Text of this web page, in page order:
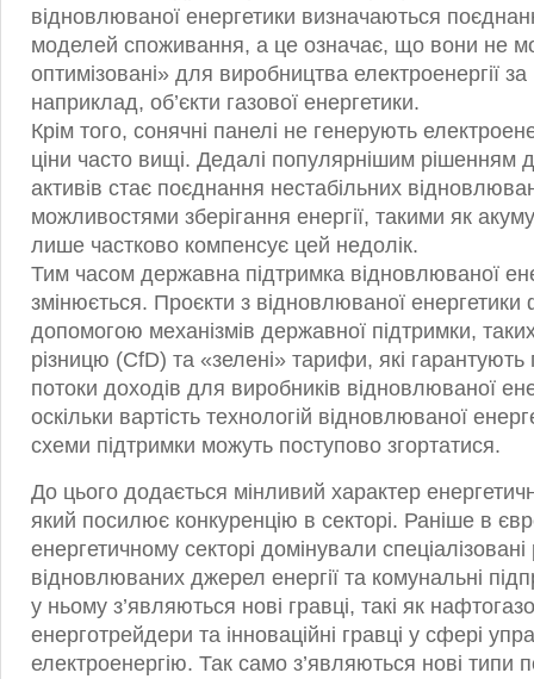
відновлюваної енергетики визначаються
моделей споживання, а це означає, що вони не
оптимізовані» для виробництва електроенергії за
наприклад, об’єкти газової енергетики.
Крім того, сонячні панелі не генерують
ціни часто вищі. Дедалі популярнішим рішенням
активів стає поєднання нестабільних
можливостями зберігання енергії, такими як
лише частково компенсує цей недолік.
Тим часом державна підтримка відновлюваної
змінюється. Проєкти з відновлюваної енергетики
допомогою механізмів державної підтримки,
різницю (CfD) та «зелені» тарифи, які гарантують
потоки доходів для виробників відновлюваної
оскільки вартість технологій відновлюваної
схеми підтримки можуть поступово згортатися.
До цього додається мінливий характер
який посилює конкуренцію в секторі. Раніше в
енергетичному секторі домінували
відновлюваних джерел енергії та комунальні
у ньому з’являються нові гравці, такі як
енерготрейдери та інноваційні гравці у сфері
електроенергію. Так само з’являються нові типи